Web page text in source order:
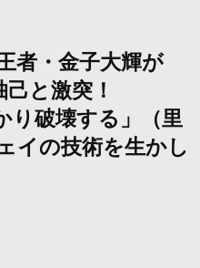
者・金子大輝が
と激突！
り破壊する」（里
イの技術を生かし